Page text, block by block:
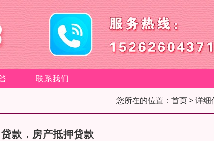
联系我们
您所在的位置： 首页> 详细
款，房产抵押贷款